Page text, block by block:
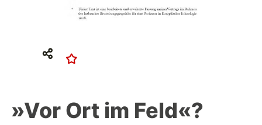
»Vor Ort im Feld«?